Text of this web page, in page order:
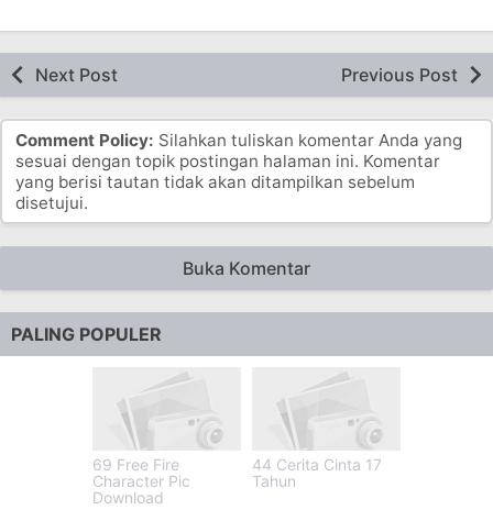
Next Post Previous Post
Comment Policy: Silahkan tuliskan komentar Anda yang
sesuai dengan topik postingan halaman ini. Komentar
yang berisi tautan tidak akan ditampilkan sebelum
disetujui.
Buka Komentar
PALING POPULER
69 Free Fire
Character Pic
Download
44 Cerita Cinta 17
Tahun